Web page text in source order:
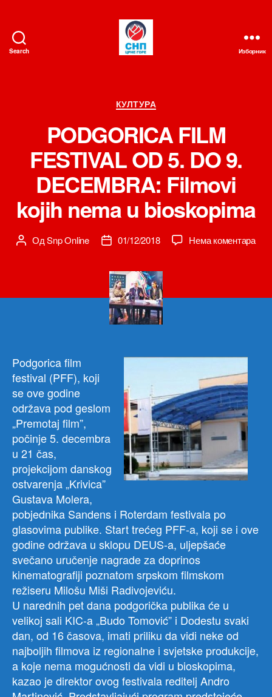
Search Изборник
Категорије
КУЛТУРА
PODGORICA FILM
FESTIVAL OD 5. DO 9.
DECEMBRA: Filmovi
kojih nema u bioskopima
Аутор
ОдSnp Online
Датум01/12/2018 Нема коментарана
Podgorica film
festival (PFF), koji
se ove godine
održava pod geslom
„Premotaj film”,
počinje 5. decembra
u 21 čas,
projekcijom danskog
ostvarenja „Krivica”
Gustava Molera,
pobjednika Sandens i Roterdam festivala po
glasovima publike. Start trećeg PFF-a, koji se i ove
godine održava u sklopu DEUS-a, uljepšaće
svečano uručenje nagrade za doprinos
kinematografiji poznatom srpskom filmskom
režiseru Milošu Miši Radivojeviću.
U narednih pet dana podgorička publika će u
velikoj sali KIC-a „Budo Tomović” i Dodestu svaki
dan, od 16 časova, imati priliku da vidi neke od
najboljih filmova iz regionalne i svjetske produkcije,
a koje nema mogućnosti da vidi u bioskopima,
kazao je direktor ovog festivala reditelj Andro